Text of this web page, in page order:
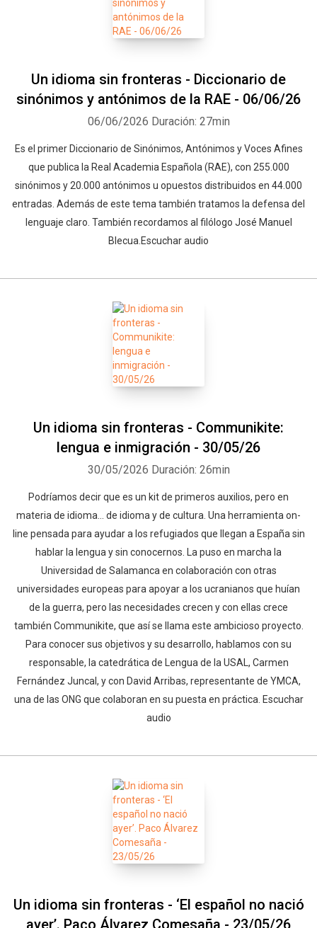
Un idioma sin fronteras - Diccionario de
sinónimos y antónimos de la RAE - 06/06/26
06/06/2026 Duración: 27min
Es el primer Diccionario de Sinónimos, Antónimos y Voces Afines
que publica la Real Academia Española (RAE), con 255.000
sinónimos y 20.000 antónimos u opuestos distribuidos en 44.000
entradas. Además de este tema también tratamos la defensa del
lenguaje claro. También recordamos al filólogo José Manuel
Blecua.Escuchar audio
Un idioma sin fronteras - Communikite:
lengua e inmigración - 30/05/26
30/05/2026 Duración: 26min
Podríamos decir que es un kit de primeros auxilios, pero en
materia de idioma... de idioma y de cultura. Una herramienta on-
line pensada para ayudar a los refugiados que llegan a España sin
hablar la lengua y sin conocernos. La puso en marcha la
Universidad de Salamanca en colaboración con otras
universidades europeas para apoyar a los ucranianos que huían
de la guerra, pero las necesidades crecen y con ellas crece
también Communikite, que así se llama este ambicioso proyecto.
Para conocer sus objetivos y su desarrollo, hablamos con su
responsable, la catedrática de Lengua de la USAL, Carmen
Fernández Juncal, y con David Arribas, representante de YMCA,
una de las ONG que colaboran en su puesta en práctica. Escuchar
audio
Un idioma sin fronteras - ‘El español no nació
ayer’. Paco Álvarez Comesaña - 23/05/26